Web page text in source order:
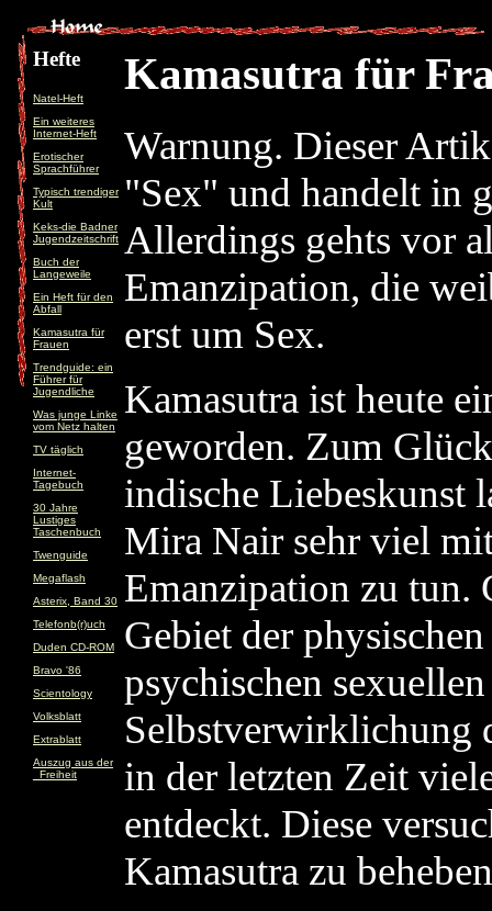
Hefte
Natel-Heft
Ein weiteres
Internet-Heft
Erotischer
Sprachführer
Typisch trendiger
Kult
Keks-die Badner
Jugendzeitschrift
Buch der
Langeweile
Ein Heft für den
Abfall
Kamasutra für
Frauen
Trendguide: ein
Führer für
Jugendliche
Was junge Linke
vom Netz halten
TV täglich
Internet-
Tagebuch
30 Jahre
Lustiges
Taschenbuch
Twenguide
Megaflash
Asterix, Band 30
Telefonb(r)uch
Duden CD-ROM
Bravo '86
Scientology
Volksblatt
Extrablatt
Auszug aus der
_Freiheit
Kamasutra für
Warnung. Dieser
"Sex" und handelt in
Allerdings gehts vor
Emanzipation, die
erst um Sex.
Kamasutra ist heute
geworden. Zum
indische Liebeskunst
Mira Nair sehr viel
Emanzipation zu tun.
Gebiet der
psychischen sexuellen
Selbstverwirklichung
in der letzten Zeit
entdeckt. Diese
Kamasutra zu